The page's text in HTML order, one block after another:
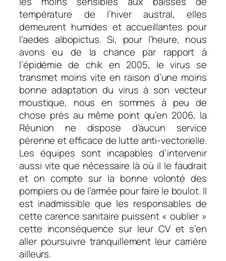
température de l’hiver austral, elles
demeurent humides et accueillantes pour
l’aedes albopictus. Si, pour l’heure, nous
avons eu de la chance par rapport à
l’épidémie de chik en 2005, le virus se
transmet moins vite en raison d’une moins
bonne adaptation du virus à son vecteur
moustique, nous en sommes à peu de
chose près au même point qu’en 2006, la
Réunion ne dispose d’aucun service
pérenne et efficace de lutte anti-vectorielle.
Les équipes sont incapables d’intervenir
aussi vite que nécessaire là où il le faudrait
et on compte sur la bonne volonté des
pompiers ou de l’armée pour faire le boulot. Il
est inadmissible que les responsables de
cette carence sanitaire puissent « oublier »
cette inconséquence sur leur CV et s’en
aller poursuivre tranquillement leur carrière
ailleurs.